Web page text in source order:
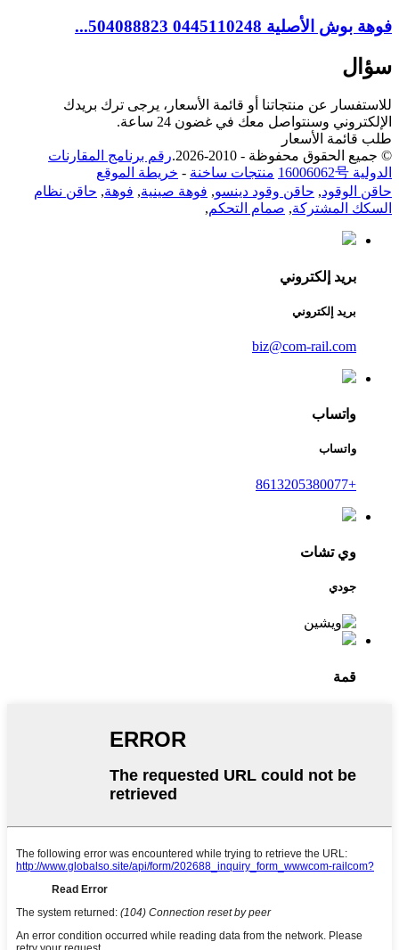
فوهة بوش الأصلية 0445110248 504088823...
سؤال
للاستفسار عن منتجاتنا أو قائمة الأسعار، يرجى ترك بريدك
الإلكتروني وسنتواصل معك في غضون 24 ساعة.
طلب قائمة الأسعار
© جميع الحقوق محفوظة - 2010-2026.
رقم برنامج المقارنات
الدولية 16006062号
منتجات ساخنة - خريطة الموقع
حاقن الوقود, حاقن وقود دينسو, فوهة صينية, فوهة, حاقن نظام
السكك المشتركة, صمام التحكم,
بريد إلكتروني
بريد إلكتروني
biz@com-rail.com
واتساب
واتساب
+8613205380077
وي تشات
جودي
قمة